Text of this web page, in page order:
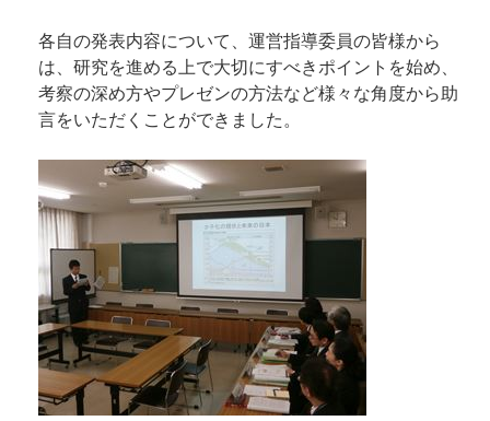
各自の発表内容について、運営指導委員の皆様から
は、研究を進める上で大切にすべきポイントを始め、
考察の深め方やプレゼンの方法など様々な角度から助
言をいただくことができました。